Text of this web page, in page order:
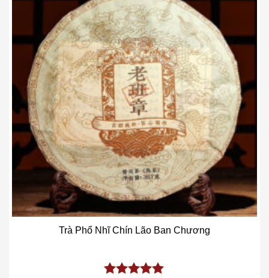
Add to wishlist
Trà Phổ Nhĩ Chín Lão Ban Chương